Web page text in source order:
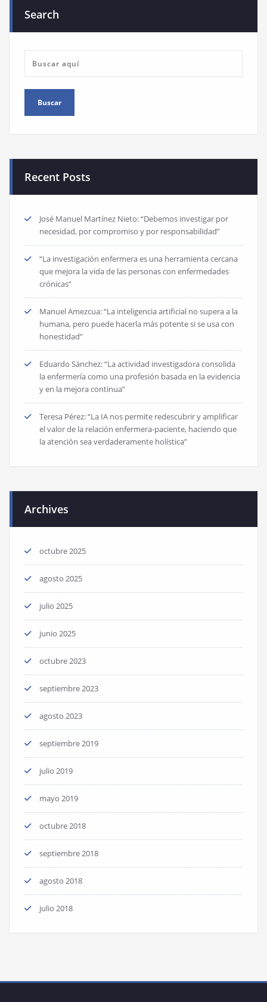
Search
Recent Posts
José Manuel Martínez Nieto: “Debemos investigar por
necesidad, por compromiso y por responsabilidad”
“La investigación enfermera es una herramienta cercana
que mejora la vida de las personas con enfermedades
crónicas”
Manuel Amezcua: “La inteligencia artificial no supera a la
humana, pero puede hacerla más potente si se usa con
honestidad”
Eduardo Sánchez: “La actividad investigadora consolida
la enfermería como una profesión basada en la evidencia
y en la mejora continua”
Teresa Pérez: “La IA nos permite redescubrir y amplificar
el valor de la relación enfermera-paciente, haciendo que
la atención sea verdaderamente holística”
Archives
octubre 2025
agosto 2025
julio 2025
junio 2025
octubre 2023
septiembre 2023
agosto 2023
septiembre 2019
julio 2019
mayo 2019
octubre 2018
septiembre 2018
agosto 2018
julio 2018